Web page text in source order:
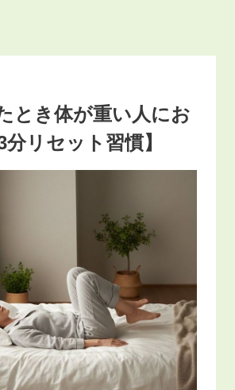
とき体が重い人にお
リセット習慣】